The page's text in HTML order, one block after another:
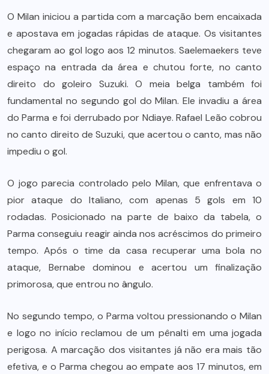
O Milan iniciou a partida com a marcação bem encaixada
e apostava em jogadas rápidas de ataque. Os visitantes
chegaram ao gol logo aos 12 minutos. Saelemaekers teve
espaço na entrada da área e chutou forte, no canto
direito do goleiro Suzuki. O meia belga também foi
fundamental no segundo gol do Milan. Ele invadiu a área
do Parma e foi derrubado por Ndiaye. Rafael Leão cobrou
no canto direito de Suzuki, que acertou o canto, mas não
impediu o gol.
O jogo parecia controlado pelo Milan, que enfrentava o
pior ataque do Italiano, com apenas 5 gols em 10
rodadas. Posicionado na parte de baixo da tabela, o
Parma conseguiu reagir ainda nos acréscimos do primeiro
tempo. Após o time da casa recuperar uma bola no
ataque, Bernabe dominou e acertou um finalização
primorosa, que entrou no ângulo.
No segundo tempo, o Parma voltou pressionando o Milan
e logo no início reclamou de um pênalti em uma jogada
perigosa. A marcação dos visitantes já não era mais tão
efetiva, e o Parma chegou ao empate aos 17 minutos, em